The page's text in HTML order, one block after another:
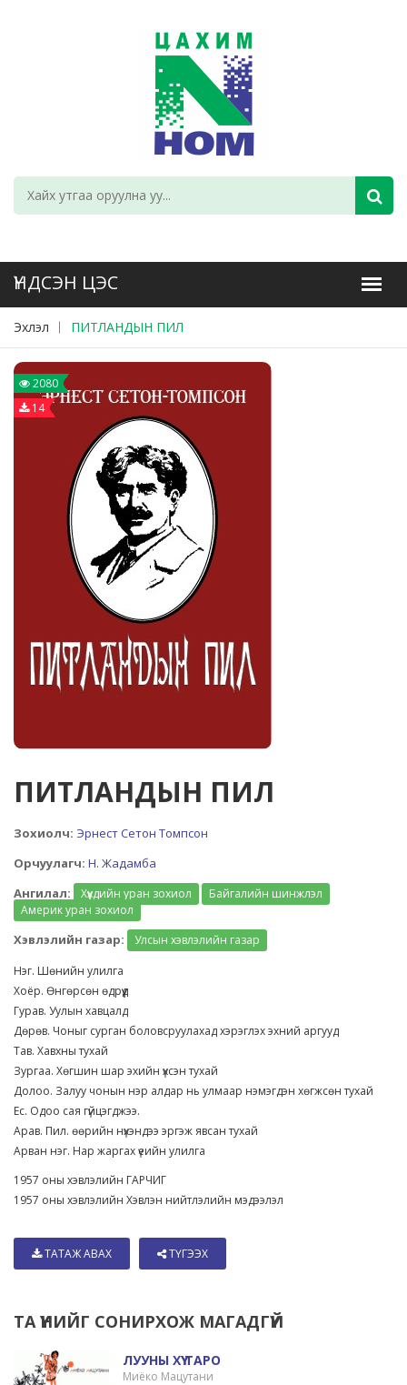
Эхлэл ПИТЛАНДЫН ПИЛ
2080
14
ПИТЛАНДЫН ПИЛ
Зохиолч: Эрнест Сетон Томпсон
Орчуулагч: Н. Жадамба
Ангилал:
Хүүхдийн уран зохиол
Байгалийн шинжлэл
Америк уран зохиол
Хэвлэлийн газар:
Улсын хэвлэлийн газар
Нэг. Шөнийн улилга
Хоёр. Өнгөрсөн өдрүүд
Гурав. Уулын хавцалд
Дөрөв. Чоныг сурган боловсруулахад хэрэглэх эхний аргууд
Тав. Хавхны тухай
Зургаа. Хөгшин шар эхийн үхсэн тухай
Долоо. Залуу чонын нэр алдар нь улмаар нэмэгдэн хөгжсөн тухай
Ес. Одоо сая гүйцэгджээ.
Арав. Пил. өөрийн нүхэндээ эргэж явсан тухай
Арван нэг. Нар жаргах үеийн улилга
1957 оны хэвлэлийн ГАРЧИГ
1957 оны хэвлэлийн Хэвлэн нийтлэлийн мэдээлэл
ТАТАЖ АВАХ ТҮГЭЭХ
ТА ҮҮНИЙГ СОНИРХОЖ МАГАДГҮЙ
ЛУУНЫ ХҮҮ ТАРО
Миёко Мацутани